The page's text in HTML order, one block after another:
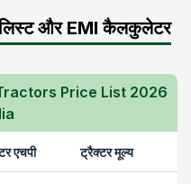
लिस्ट और EMI कैलकुलेटर
Price List 2026
एचपी ट्रैक्टर मूल्य